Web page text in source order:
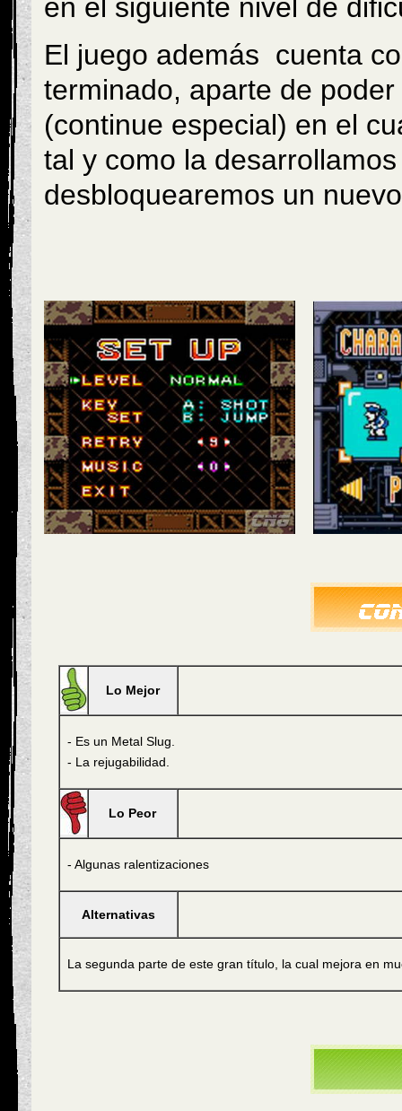
en el siguiente nivel de
El juego además cuenta
terminado, aparte de poder
(continue especial) en el
tal y como la
desbloquearemos un
Lo Mejor
- Es un Metal Slug.
- La rejugabilidad.
Lo Peor
- Algunas ralentizaciones
Alternativas
La segunda parte de este gran título, la cual mejora en